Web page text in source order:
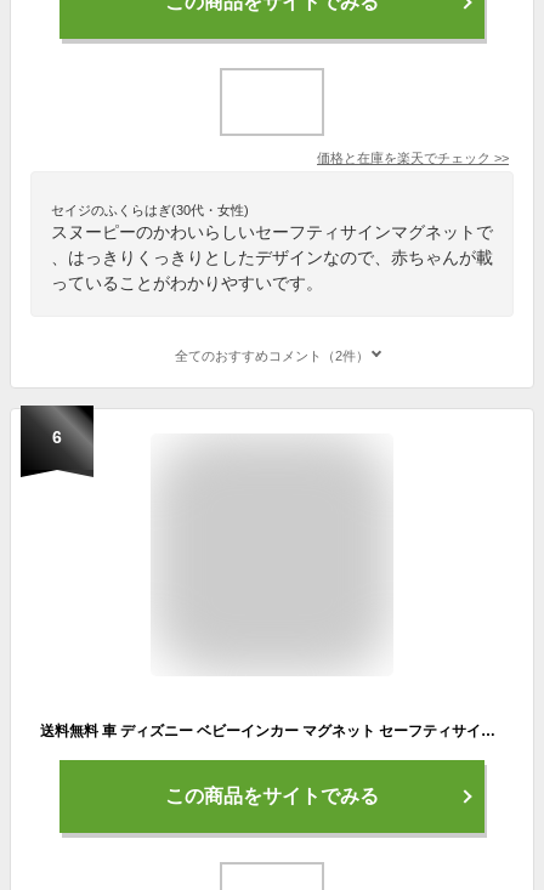
価格と在庫を楽天でチェック >>
セイジのふくらはぎ(30代・女性)
スヌーピーのかわいらしいセーフティサインマグネットで
、はっきりくっきりとしたデザインなので、赤ちゃんが載
っていることがわかりやすいです。
全てのおすすめコメント（2件）
6
送料無料 車 ディズニー ベビーインカー マグネット セーフティサイン ミッキー ミニー プー ST842 ST855 おまかせ便1 baby in car 赤ちゃんが乗ってます 車用 ステッカー シール カーステッカー キャラクター おしゃれ 人気 Rebalo
この商品をサイトでみる